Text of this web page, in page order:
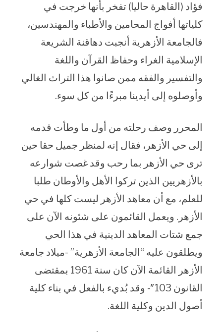
فؤاد (القاهرة حاليا) تفخر بأنها خرجت في
كلياتها أفواج المحامين والأطباء والمهندسين،
فالجامعة الأزهرية أنجبت دهاقنة الشريعة
الإسلامية الغراء وحفاظ القرآن واللغة
والتفسير والفقه ممن صانوا هذا التراث الغالي
وأوصلوه إلى أيدينا مبرءًا من كل سوء.
المحرر وصف رحلته من أول ما وطأت قدمه
إلى حي الأزهر، فقال إنه لمنظر جميل حقا حين
ترى حي الأزهر بما رحب وقد غصت شوارعه
بالأزهريين الذين تركوا الأهل والأوطان طلبا
للعلم، مع أن معاهد الأزهر ليست كلها في حي
الأزهر. ويعمل القائمون على شئونه الآن على
جمع شتات المعاهد الدينية في هذا الحي
ويطلقون عليه “الجامعة الأزهرية” -ميلاد جامعة
الأزهر القائمة الآن كان سنة 1961 بمقتضى
القانون 103″- وقد بُديء بالفعل في بناء كلية
أصول الدين وكلية اللغة.